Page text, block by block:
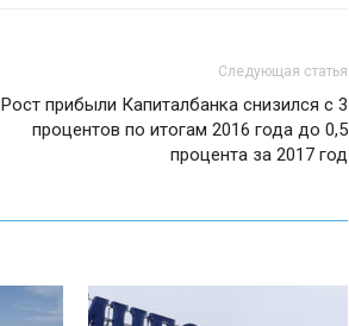
Следующая статья
Рост прибыли Капиталбанка снизился с 3
процентов по итогам 2016 года до 0,5
процента за 2017 год